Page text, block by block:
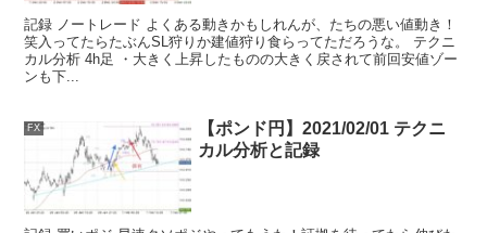
記録 ノートレード よくある動きかもしれんが、たちの悪い値動き！
笑入ってたらたぶんSL狩りか建値狩り食らってただろうな。 テクニ
カル分析 4h足 ・大きく上昇したものの大きく戻されて前回安値ゾー
ンも下...
FX
【ポンド円】2021/02/01 テクニ
カル分析と記録